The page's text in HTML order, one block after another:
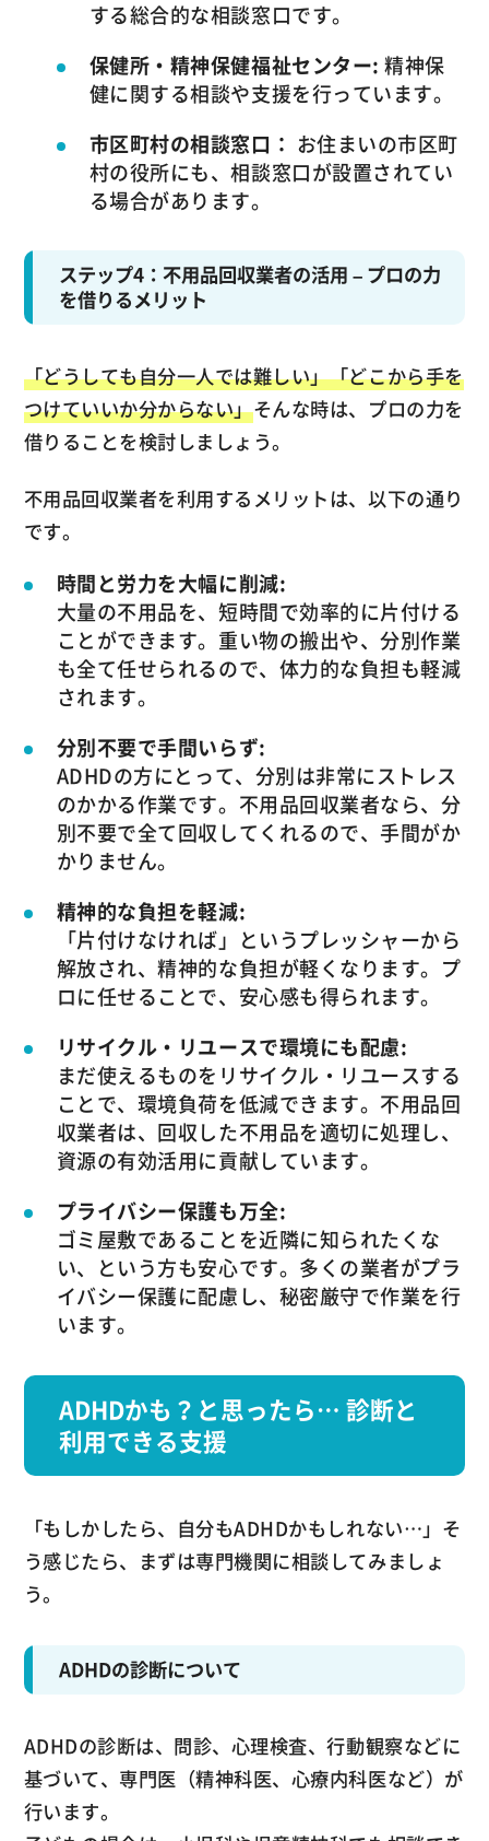
する総合的な相談窓口です。
保健所・精神保健福祉センター: 精神保
健に関する相談や支援を行っています。
市区町村の相談窓口： お住まいの市区町
村の役所にも、相談窓口が設置されてい
る場合があります。
ステップ4：不用品回収業者の活用 – プロの力
を借りるメリット
「どうしても自分一人では難しい」「どこから手を
つけていいか分からない」そんな時は、プロの力を
借りることを検討しましょう。
不用品回収業者を利用するメリットは、以下の通り
です。
時間と労力を大幅に削減:
大量の不用品を、短時間で効率的に片付ける
ことができます。重い物の搬出や、分別作業
も全て任せられるので、体力的な負担も軽減
されます。
分別不要で手間いらず:
ADHDの方にとって、分別は非常にストレス
のかかる作業です。不用品回収業者なら、分
別不要で全て回収してくれるので、手間がか
かりません。
精神的な負担を軽減:
「片付けなければ」というプレッシャーから
解放され、精神的な負担が軽くなります。プ
ロに任せることで、安心感も得られます。
リサイクル・リユースで環境にも配慮:
まだ使えるものをリサイクル・リユースする
ことで、環境負荷を低減できます。不用品回
収業者は、回収した不用品を適切に処理し、
資源の有効活用に貢献しています。
プライバシー保護も万全:
ゴミ屋敷であることを近隣に知られたくな
い、という方も安心です。多くの業者がプラ
イバシー保護に配慮し、秘密厳守で作業を行
います。
ADHDかも？と思ったら… 診断と
利用できる支援
「もしかしたら、自分もADHDかもしれない…」そ
う感じたら、まずは専門機関に相談してみましょ
う。
ADHDの診断について
ADHDの診断は、問診、心理検査、行動観察などに
基づいて、専門医（精神科医、心療内科医など）が
行います。